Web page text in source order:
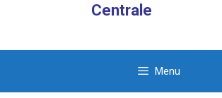
Centrale
Menu